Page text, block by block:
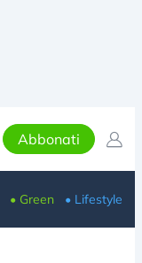
Abbonati
• Green • Lifestyle